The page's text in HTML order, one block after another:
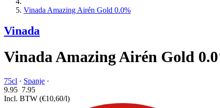
Vinada Amazing Airén Gold 0.0%
Vinada
Vinada Amazing Airén Gold
75cl · Spanje ·
9.95 7.95
Incl. BTW (€10,60/l)